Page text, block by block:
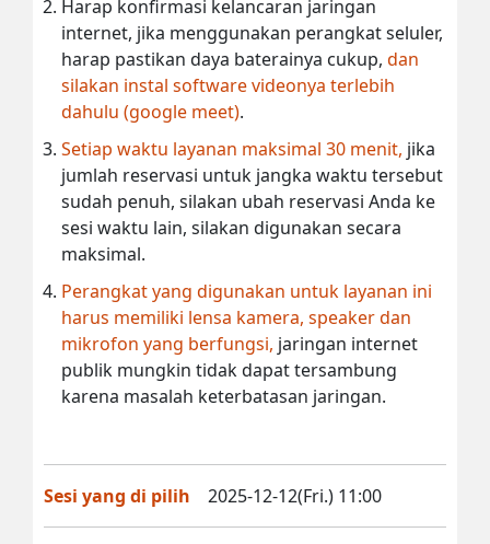
Harap konfirmasi kelancaran jaringan
internet, jika menggunakan perangkat seluler,
harap pastikan daya baterainya cukup, dan
silakan instal software videonya terlebih
dahulu (google meet).
Setiap waktu layanan maksimal 30 menit, jika
jumlah reservasi untuk jangka waktu tersebut
sudah penuh, silakan ubah reservasi Anda ke
sesi waktu lain, silakan digunakan secara
maksimal.
Perangkat yang digunakan untuk layanan ini
harus memiliki lensa kamera, speaker dan
mikrofon yang berfungsi, jaringan internet
publik mungkin tidak dapat tersambung
karena masalah keterbatasan jaringan.
Sesi yang di pilih 2025-12-12(Fri.) 11:00